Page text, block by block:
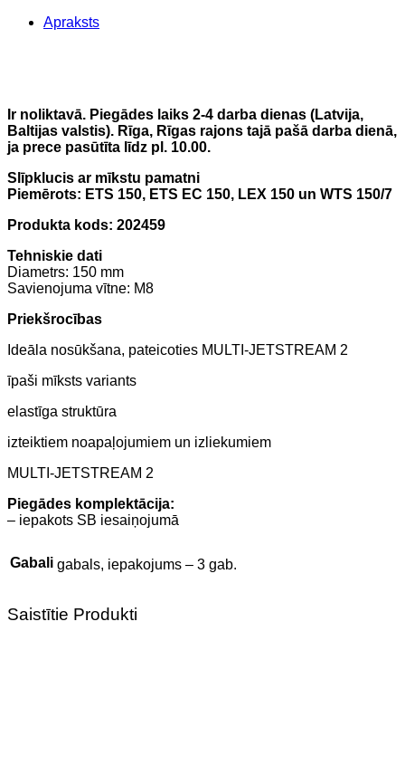
Apraksts
Ir noliktavā. Piegādes laiks 2-4 darba dienas (Latvija,
Baltijas valstis). Rīga, Rīgas rajons tajā pašā darba dienā,
ja prece pasūtīta līdz pl. 10.00.
Slīpklucis ar mīkstu pamatni
Piemērots: ETS 150, ETS EC 150, LEX 150 un WTS 150/7
Produkta kods: 202459
Tehniskie dati
Diametrs: 150 mm
Savienojuma vītne: M8
Priekšrocības
Ideāla nosūkšana, pateicoties MULTI-JETSTREAM 2
īpaši mīksts variants
elastīga struktūra
izteiktiem noapaļojumiem un izliekumiem
MULTI-JETSTREAM 2
Piegādes komplektācija:
– iepakots SB iesaiņojumā
Gabali gabals, iepakojums – 3 gab.
Saistītie Produkti